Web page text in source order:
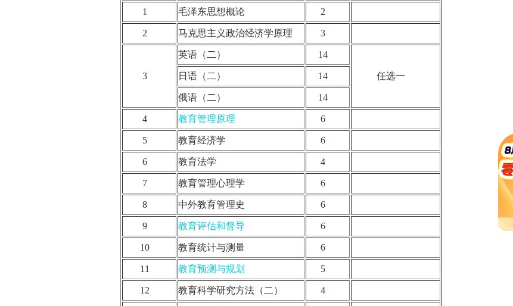
1 毛泽东思想概论 2
2 马克思主义政治经济学原理 3
3
英语（二） 14
任选一
日语（二） 14
俄语（二） 14
4 教育管理原理 6
5 教育经济学 6
6 教育法学 4
7 教育管理心理学 6
8 中外教育管理史 6
9 教育评估和督导 6
10 教育统计与测量 6
11 教育预测与规划 5
12 教育科学研究方法（二） 4